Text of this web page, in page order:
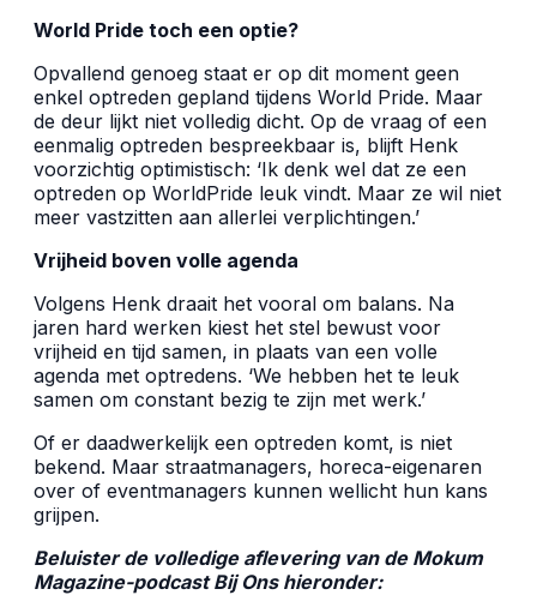
World Pride toch een optie?
Opvallend genoeg staat er op dit moment geen
enkel optreden gepland tijdens World Pride. Maar
de deur lijkt niet volledig dicht. Op de vraag of een
eenmalig optreden bespreekbaar is, blijft Henk
voorzichtig optimistisch: ‘Ik denk wel dat ze een
optreden op WorldPride leuk vindt. Maar ze wil niet
meer vastzitten aan allerlei verplichtingen.’
Vrijheid boven volle agenda
Volgens Henk draait het vooral om balans. Na
jaren hard werken kiest het stel bewust voor
vrijheid en tijd samen, in plaats van een volle
agenda met optredens. ‘We hebben het te leuk
samen om constant bezig te zijn met werk.’
Of er daadwerkelijk een optreden komt, is niet
bekend. Maar straatmanagers, horeca-eigenaren
over of eventmanagers kunnen wellicht hun kans
grijpen.
Beluister de volledige aflevering van de Mokum
Magazine-podcast Bij Ons hieronder: